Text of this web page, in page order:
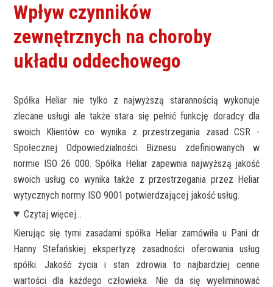
Wpływ czynników
zewnętrznych na choroby
układu oddechowego
Spółka Heliar nie tylko z najwyższą starannością wykonuje
zlecane usługi ale także stara się pełnić funkcję doradcy dla
swoich Klientów co wynika z przestrzegania zasad CSR -
Społecznej Odpowiedzialności Biznesu zdefiniowanych w
normie ISO 26 000. Spółka Heliar zapewnia najwyższą jakość
swoich usług co wynika także z przestrzegania przez Heliar
wytycznych normy ISO 9001 potwierdzającej jakość usług.
Czytaj więcej...
Kierując się tymi zasadami spółka Heliar zamówiła u Pani dr
Hanny Stefańskiej ekspertyzę zasadności oferowania usług
spółki. Jakość życia i stan zdrowia to najbardziej cenne
wartości dla każdego człowieka. Nie da się wyeliminować